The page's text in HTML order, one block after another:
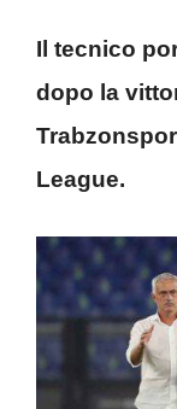
Il tecnico
dopo la
League.